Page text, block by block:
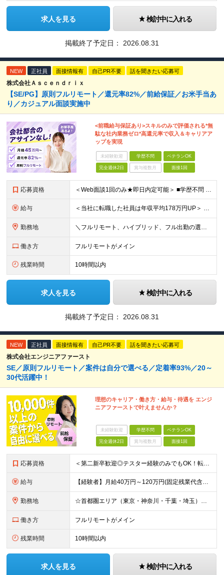
求人を見る 検討中に入れる
掲載終了予定日： 2026.08.31
NEW 正社員 面接情報有 自己PR不要 話を聞きたい応募可
株式会社Ａｓｃｅｎｄｒｉｘ
【SE/PG】原則フルリモート／還元率82%／前給保証／お米手当あ
り／カジュアル面談実施中
<前職給与保証あり>スキルのみで評価される*無
駄な社内業務ゼロ*高還元率で収入＆キャリアア
ップを実現
未経験歓迎 学歴不問 ベテランOK
完全週休2日 賞与複数月 面接1回
応募資格 ＜Web面談1回のみ★即日内定可能＞ ■学歴不問 ■エンジニアとしての実務経験1年以上 （開発・インフラ・技術・工程など不問）
給与 ＜当社に転職した社員は年収平均178万円UP＞ 月給45万円～120万円＋賞与＋各手当 ※経験・能力などを考慮の上、決定します ※案件の契約内容（月単金など）や昇給、賞与額はすべてシステム上で開示し
勤務地 ＼フルリモート、ハイブリッド、フル出勤の選択可＆帰社日なし／ 【下記エリアを中心とするクライアント先または自宅にて勤務】 ■首都圏：東京・埼玉・千葉・神奈川 ■関西：大阪・兵庫・京都・滋賀・奈良・和
働き方 フルリモートがメイン
残業時間 10時間以内
求人を見る 検討中に入れる
掲載終了予定日： 2026.08.31
NEW 正社員 面接情報有 自己PR不要 話を聞きたい応募可
株式会社エンジニアファースト
SE／原則フルリモート／案件は自分で選べる／定着率93%／20～
30代活躍中！
理想のキャリア・働き方・給与・待遇を エンジ
ニアファーストで叶えませんか？
未経験歓迎 学歴不問 ベテランOK
完全週休2日 賞与複数月 面接1回
応募資格 ＜第二新卒歓迎◎テスター経験のみでもOK！転職回数不問＞ ■学歴不問 ■ブランクOK ■エンジニアとしての実務経験が1年以上ある方 └開発、インフラ、工程、言語は一切不問！ ※未経験も若干名募集して
給与 【経験者】月給40万円～120万円(固定残業代含む)+各種手当 ★前職給与の総収入額を100％保証｜還元率84％〜100％ ★20代の平均年収570万円 ※月給には、みなし残業手当(月30時間／5万
勤務地 ☆首都圏エリア（東京・神奈川・千葉・埼玉）・名古屋・大阪・福岡を中心とした全国各地のプロジェクト先に参画いただきます。 ※希望をヒアリングした上で決定します ☆全国各地からフルリモートOK 【本社】
働き方 フルリモートがメイン
残業時間 10時間以内
求人を見る 検討中に入れる